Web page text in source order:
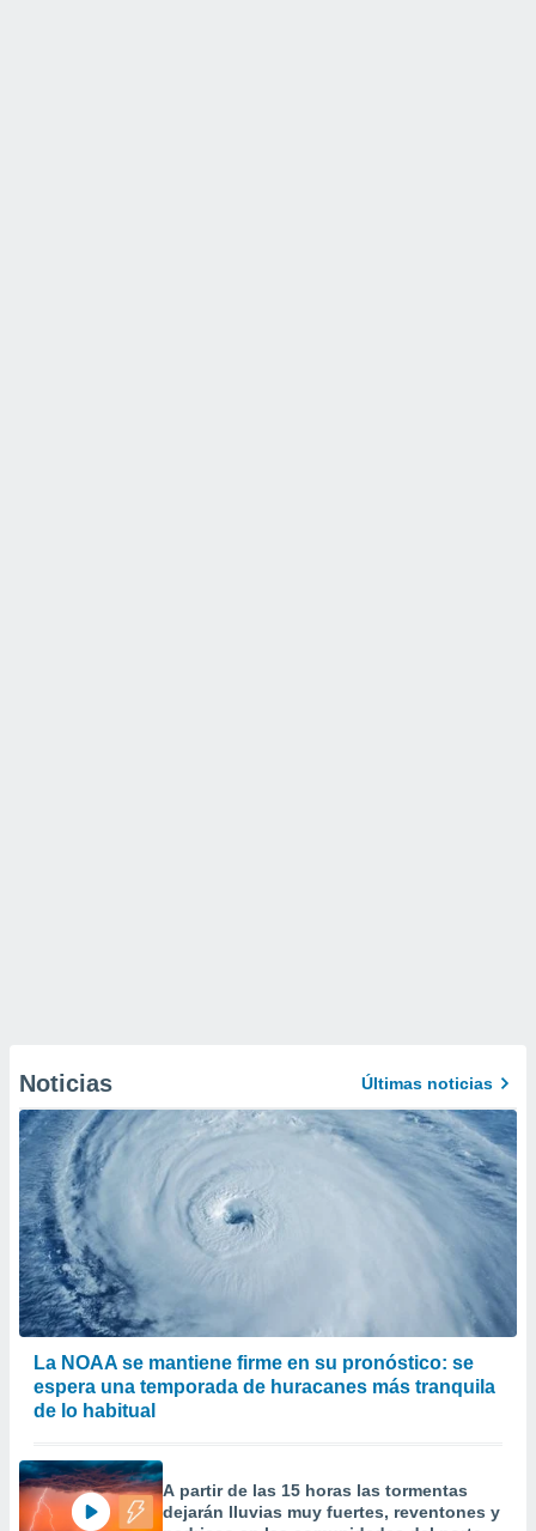
Noticias Últimas noticias
La NOAA se mantiene firme en su pronóstico: se
espera una temporada de huracanes más tranquila
de lo habitual
A partir de las 15 horas las tormentas
dejarán lluvias muy fuertes, reventones y